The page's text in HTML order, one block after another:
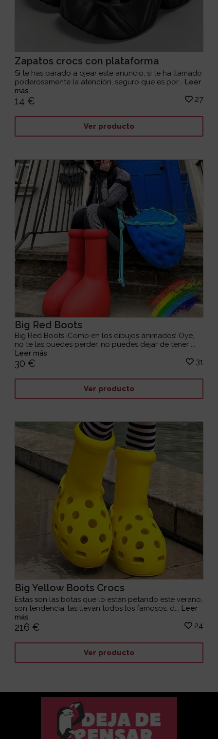
Zapatos crocs con plataforma
Si te has parado a ojear este anuncio, si te ha llamado
poderosamente la atención, seguro que es por... Leer
más
14 € 27
Ver producto
Big Red Boots
Big Red Boots ¡Como en los dibujos animados! Oye,
no te las puedes perder, no puedes dejar de tener ...
Leer más
30 € 31
Ver producto
Big Yellow Boots Crocs
Estas son las botas que lo están petando este verano,
son tendencia, las llevan todos los famosos, d... Leer
más
216 € 24
Ver producto